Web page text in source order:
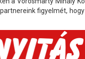
figyelmét,